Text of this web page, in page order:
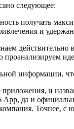
следующее:
получать
и
проанализируем
информации,
и
да и
Точнее,